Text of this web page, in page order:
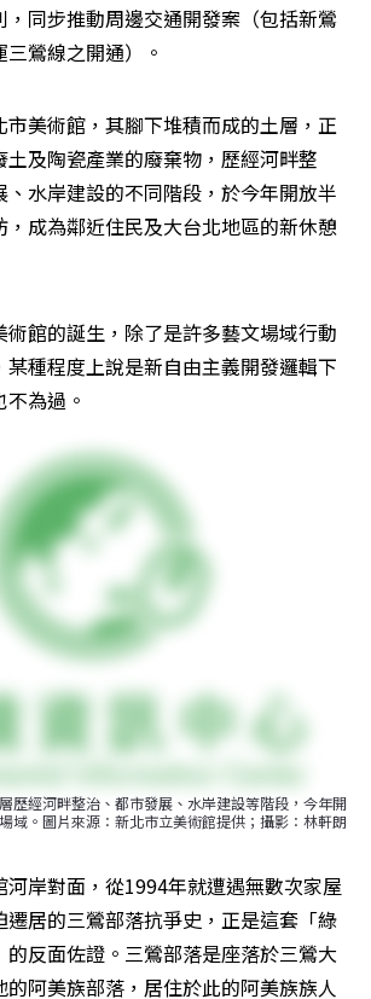
，同步推動周邊交通開發案（包括新鶯
鶯線之開通）。
市美術館，其腳下堆積而成的土層，正
土及陶瓷產業的廢棄物，歷經河畔整
水岸建設的不同階段，於今年開放半
，成為鄰近住民及大台北地區的新休憩
館的誕生，除了是許多藝文場域行動
種程度上說是新自由主義開發邏輯下
為過。
歷經河畔整治、都市發展、水岸建設等階段，今年開
域。圖片來源：新北市立美術館提供；攝影：林軒朗
岸對面，從1994年就遭遇無數次家屋
遷居的三鶯部落抗爭史，正是這套「綠
反面佐證。三鶯部落是座落於三鶯大
阿美族部落，居住於此的阿美族族人